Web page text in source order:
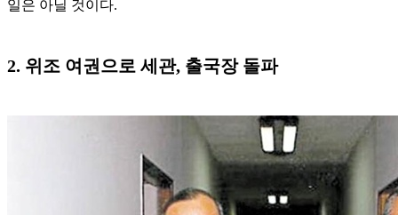
일은 아닐 것이다.
2. 위조 여권으로 세관, 출국장 돌파